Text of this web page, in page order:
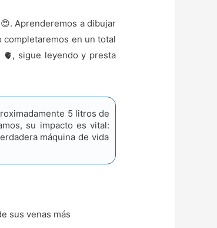
Aprenderemos a dibujar
completaremos en un total
sigue leyendo y presta
5 litros de
su impacto es vital:
máquina de vida
sus venas más